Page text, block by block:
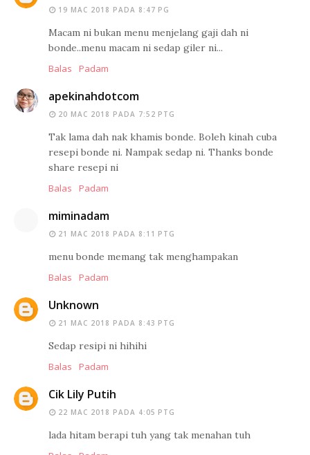
19 MAC 2018 PADA 8:47 PG
Macam ni bukan menu menjelang gaji dah ni
bonde..menu macam ni sedap giler ni...
Balas
Padam
apekinahdotcom
20 MAC 2018 PADA 7:52 PTG
Tak lama dah nak khamis bonde. Boleh kinah cuba
resepi bonde ni. Nampak sedap ni. Thanks bonde
share resepi ni
Balas
Padam
miminadam
21 MAC 2018 PADA 8:11 PTG
menu bonde memang tak menghampakan
Balas
Padam
Unknown
21 MAC 2018 PADA 8:43 PTG
Sedap resipi ni hihihi
Balas
Padam
Cik Lily Putih
22 MAC 2018 PADA 4:05 PTG
lada hitam berapi tuh yang tak menahan tuh